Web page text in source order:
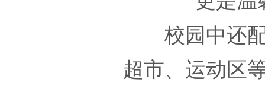
校园中还
超市、运动区